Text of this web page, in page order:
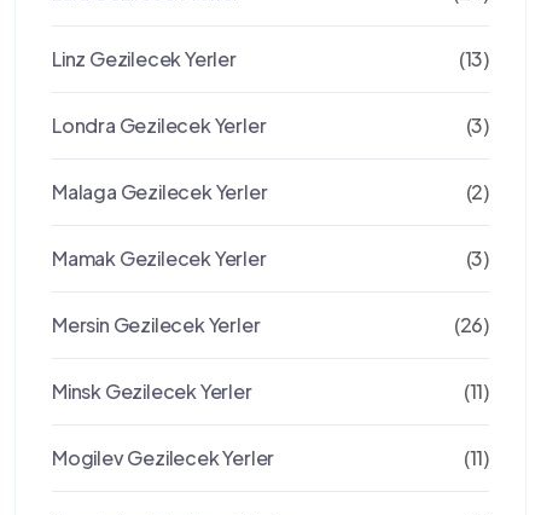
Linz Gezilecek Yerler (13)
Londra Gezilecek Yerler (3)
Malaga Gezilecek Yerler (2)
Mamak Gezilecek Yerler (3)
Mersin Gezilecek Yerler (26)
Minsk Gezilecek Yerler (11)
Mogilev Gezilecek Yerler (11)